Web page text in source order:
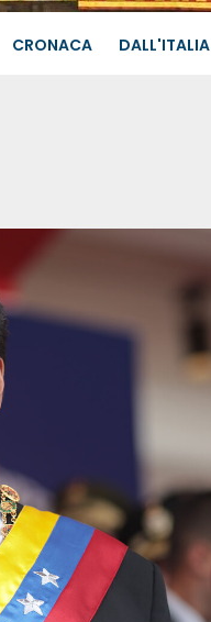
CRONACA DALL'ITALIA